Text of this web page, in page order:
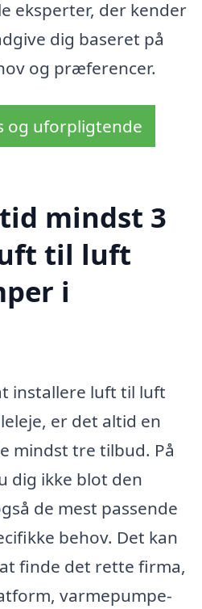
eksperter, der kender
dig baseret på
og præferencer.
og uforpligtende
mindst 3
til luft
i
installere luft til luft
er det altid en
mindst tre tilbud. På
dig ikke blot den
de mest passende
behov. Det kan
finde det rette firma,
varmepumpe-